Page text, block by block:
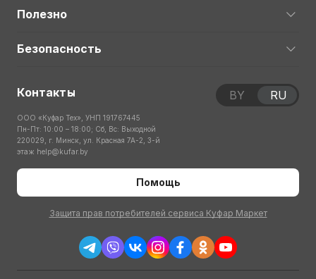
Полезно
Безопасность
Контакты
ООО «Куфар Тех», УНП 191767445
Пн-Пт: 10:00 – 18:00; Сб, Вс: Выходной
220029, г. Минск, ул. Красная 7А-2, 3-й
этаж help@kufar.by
Помощь
Защита прав потребителей сервиса Куфар Маркет
BY RU